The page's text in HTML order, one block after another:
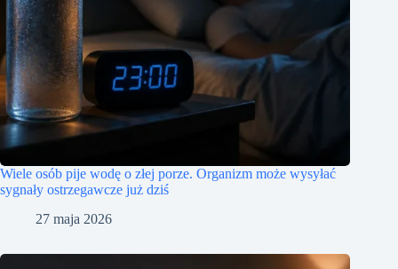
Wiele osób pije wodę o złej porze. Organizm może wysyłać
sygnały ostrzegawcze już dziś
27 maja 2026